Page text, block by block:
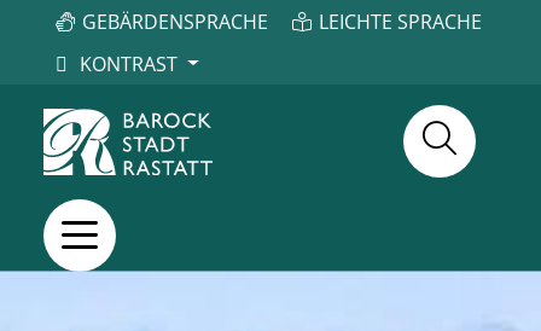
GEBÄRDENSPRACHE
LEICHTE SPRACHE
KONTRAST